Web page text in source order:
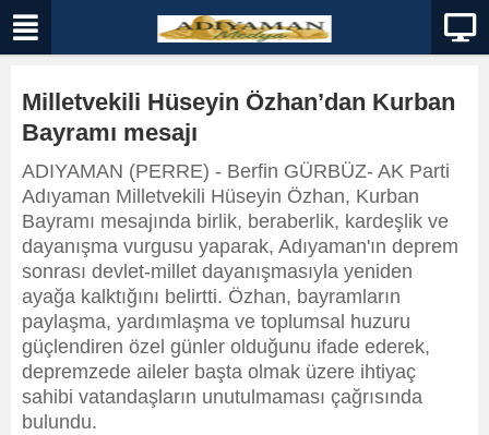
Milletvekili Hüseyin Özhan’dan Kurban
Bayramı mesajı
ADIYAMAN (PERRE) - Berfin GÜRBÜZ- AK Parti
Adıyaman Milletvekili Hüseyin Özhan, Kurban
Bayramı mesajında birlik, beraberlik, kardeşlik ve
dayanışma vurgusu yaparak, Adıyaman'ın deprem
sonrası devlet-millet dayanışmasıyla yeniden
ayağa kalktığını belirtti. Özhan, bayramların
paylaşma, yardımlaşma ve toplumsal huzuru
güçlendiren özel günler olduğunu ifade ederek,
depremzede aileler başta olmak üzere ihtiyaç
sahibi vatandaşların unutulmaması çağrısında
bulundu.